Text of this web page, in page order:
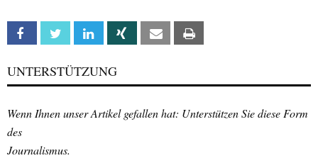
Facebook Twitter Linkedin Xing Email
UNTERSTÜTZUNG
Wenn Ihnen unser Artikel gefallen hat: Unterstützen Sie diese Form
des
Journalismus.